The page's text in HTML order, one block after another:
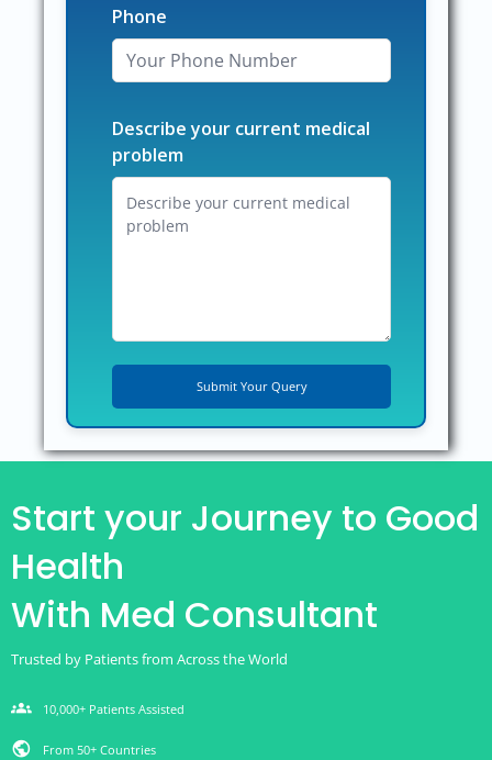
Phone
Describe your current medical
problem
Start your Journey to Good
Health
With Med Consultant
Trusted by Patients from Across the World
groups 10,000+ Patients Assisted
public From 50+ Countries